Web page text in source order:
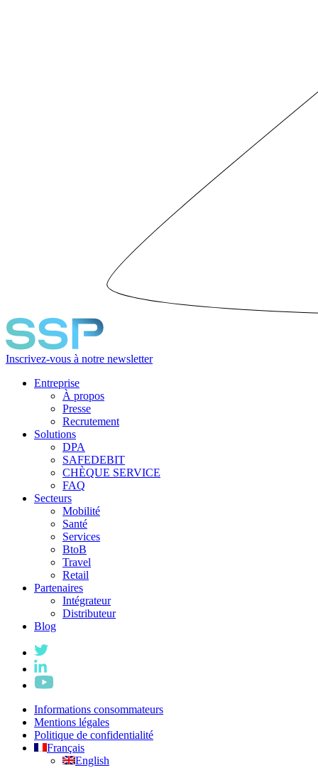
Inscrivez-vous à notre newsletter
Entreprise
À propos
Presse
Recrutement
Solutions
DPA
SAFEDEBIT
CHÈQUE SERVICE
FAQ
Secteurs
Mobilité
Santé
Services
BtoB
Travel
Retail
Partenaires
Intégrateur
Distributeur
Blog
Informations consommateurs
Mentions légales
Politique de confidentialité
Français
English